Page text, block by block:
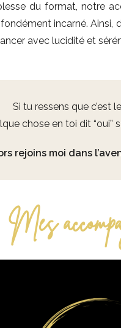
du format, notre
incarné. Ainsi,
avec lucidité et
Si tu ressens que c’est
chose en toi dit “oui”
rejoins moi dans
Mes